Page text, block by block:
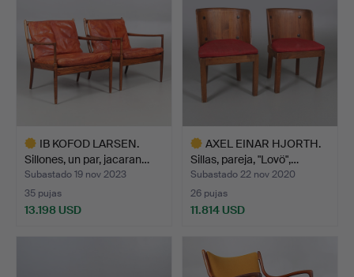
IB KOFOD LARSEN.
Sillones, un par, jacaran…
Subastado 19 nov 2023
35 pujas
13.198 USD
AXEL EINAR HJORTH.
Sillas, pareja, "Lovö",…
Subastado 22 nov 2020
26 pujas
11.814 USD
seleccionado